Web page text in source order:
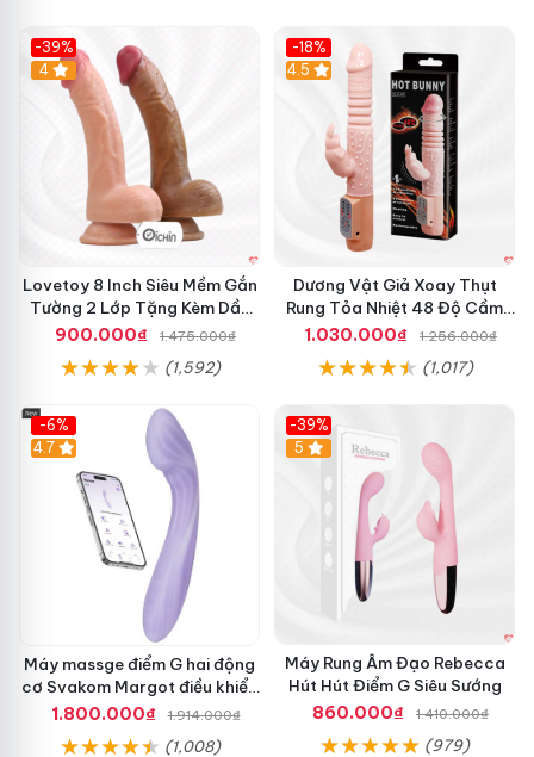
-39%
Hot
4
Lovetoy 8 Inch Siêu Mềm Gắn
Tường 2 Lớp Tặng Kèm Dầu
Massage
900.000₫ 1.475.000₫
(1,592)
-18%
Hot
4.5
Dương Vật Giả Xoay Thụt
Rung Tỏa Nhiệt 48 Độ Cầm
Tay Hot Bunny
1.030.000₫ 1.256.000₫
(1,017)
-6%
4.7
Máy massge điểm G hai động
cơ Svakom Margot điều khiển
qua app
1.800.000₫ 1.914.000₫
(1,008)
-39%
Hot
5
Máy Rung Âm Đạo Rebecca
Hút Hút Điểm G Siêu Sướng
860.000₫
1.410.000₫
(979)